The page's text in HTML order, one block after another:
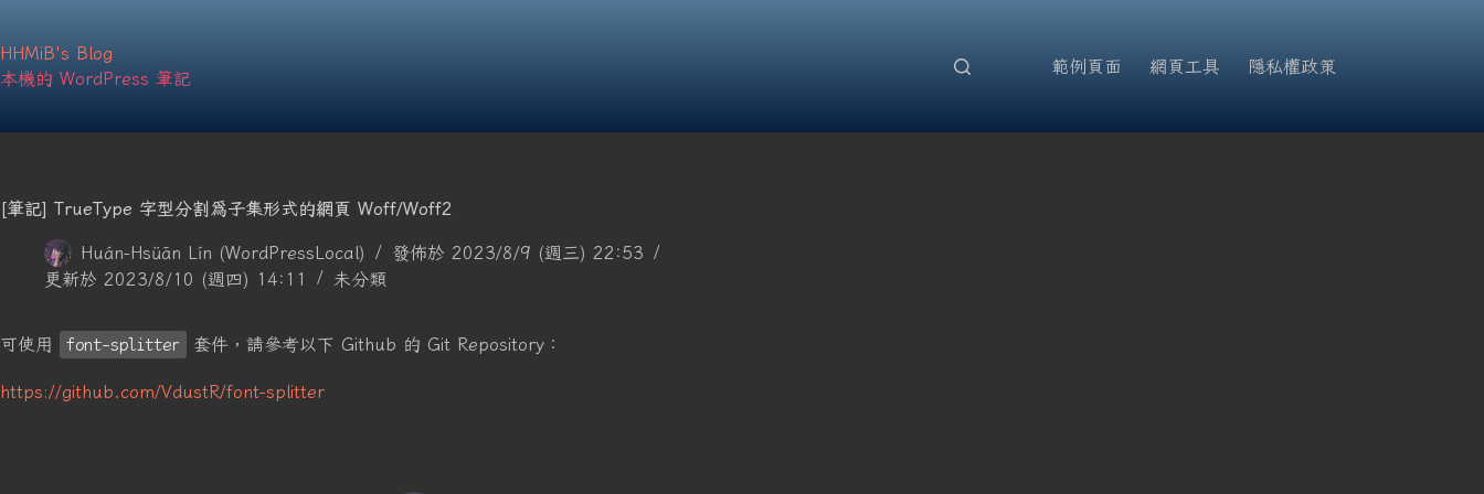
主
要
內
HHMiB's Blog
本機的 WordPress 筆記
範例頁面 網頁工具 隱私權政策
[筆記] TrueType 字型分割爲子集形式的網頁 Woff/Woff2
Huán-Hsüān Lín (WordPressLocal)
發佈於 2023/8/9 (週三) 22:53
更新於 2023/8/10 (週四) 14:11
未分類
可使用 font-splitter 套件，請參考以下 Github 的 Git Repository：
https://github.com/VdustR/font-splitter